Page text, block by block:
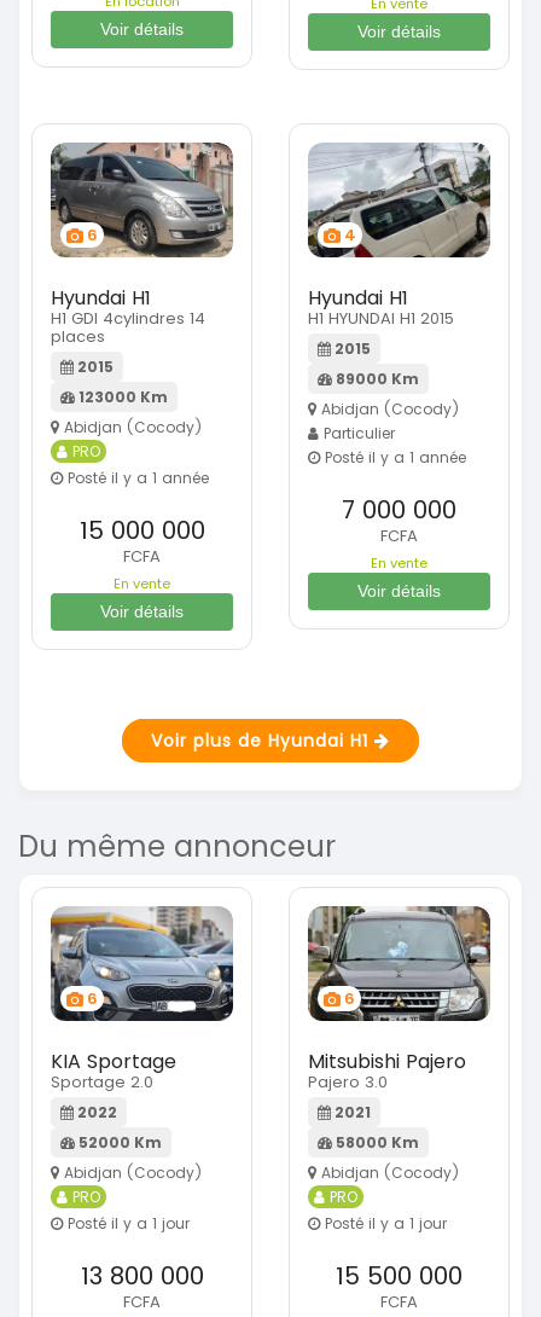
Voir détails
Voir détails
6
Hyundai H1
H1 GDI 4cylindres 14
places
2015
123000 Km
Abidjan (Cocody)
PRO
Posté il y a 1 année
15 000 000
FCFA
En vente
Voir détails
4
Hyundai H1
H1 HYUNDAI H1 2015
2015
89000 Km
Abidjan (Cocody)
Particulier
Posté il y a 1 année
7 000 000
FCFA
En vente
Voir détails
Voir plus de Hyundai H1
Du même annonceur
6
KIA Sportage
Sportage 2.0
2022
52000 Km
Abidjan (Cocody)
PRO
Posté il y a 1 jour
13 800 000
FCFA
6
Mitsubishi Pajero
Pajero 3.0
2021
58000 Km
Abidjan (Cocody)
PRO
Posté il y a 1 jour
15 500 000
FCFA